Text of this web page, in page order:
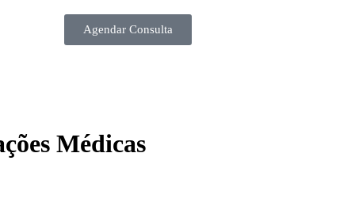
Agendar Consulta
Médicas